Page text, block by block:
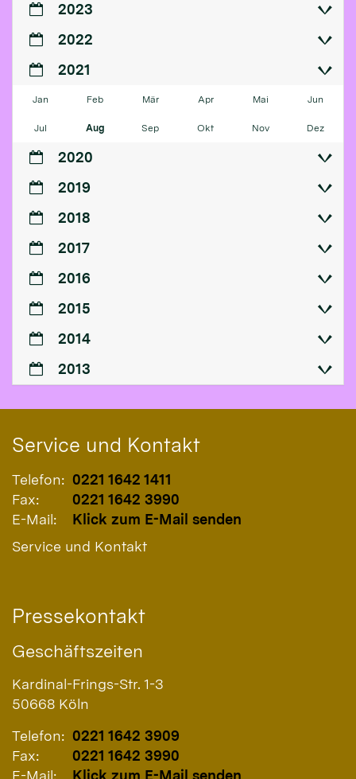
2023
2022
2021
Jan Feb Mär Apr Mai Jun
Jul Aug Sep Okt Nov Dez
2020
2019
2018
2017
2016
2015
2014
2013
Service und Kontakt
Telefon: 0221 1642 1411
Fax:
0221 1642 3990
E-Mail:
Klick zum E-Mail senden
Service und Kontakt
Pressekontakt
Geschäftszeiten
Kardinal-Frings-Str. 1-3
50668 Köln
Telefon: 0221 1642 3909
Fax:
0221 1642 3990
E-Mail:
Klick zum E-Mail senden